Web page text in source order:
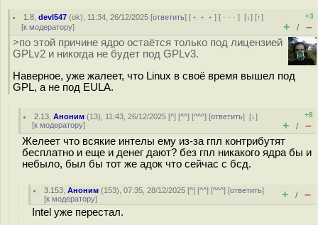
1.8 ,devl547 (ok), 11:34, 26/12/2025 [ответить] [ ﹢﹢﹢] [ · · ·][↓] [↑]
[к модератору]
+3
+ / –
>по этой причине ядро остаётся только под лицензией
GPLv2 и никогда не будет под GPLv3.
Наверное, уже жалеет, что Linux в своё время вышел под
GPL, а не под EULA.
2.13 ,Аноним (13), 11:43, 26/12/2025 [^] [^^] [^^^] [ответить][↓]
[к модератору]
+8
+ / –
Желеет что всякие интелы ему из-за гпл контрибутят
бесплатно и еще и денег дают? без гпл никакого ядра бы и
небыло, был бы тот же адок что сейчас с бсд.
3.153 ,Аноним (153), 07:35, 28/12/2025 [^] [^^] [^^^] [ответить]
[к модератору] + / –
Intel уже перестал.